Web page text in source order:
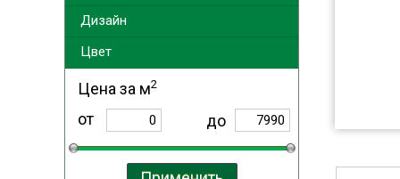
Дизайн
Цвет
Цена за м2
от до